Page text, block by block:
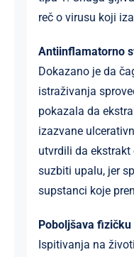
reč o virusu koji
Antiinflamatorno
Dokazano je da
istraživanja
pokazala da
izazvane
utvrdili da ekstrakt
suzbiti upalu, jer
supstanci koje
Poboljšava
Ispitivanja na